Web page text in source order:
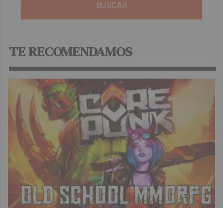
BUSCAR
TE RECOMENDAMOS